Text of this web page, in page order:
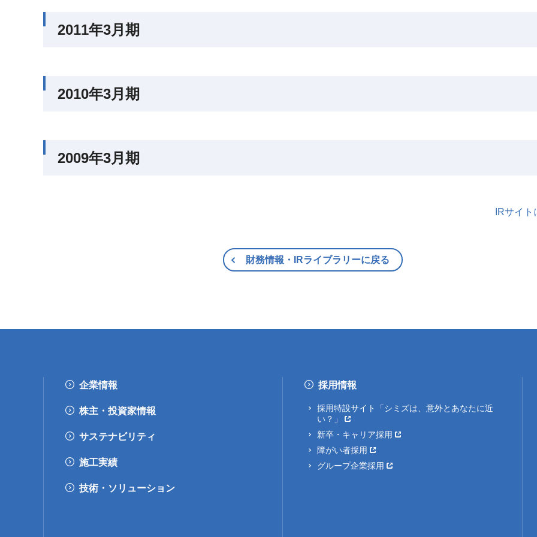
2011年3月期
2010年3月期
2009年3月期
IRサイト
財務情報・IRライブラリーに戻る
企業情報
株主・投資家情報
サステナビリティ
施工実績
技術・ソリューション
採用情報
採用特設サイト「シミズは、意外とあなたに近
い？」
新卒・キャリア採用
障がい者採用
グループ企業採用